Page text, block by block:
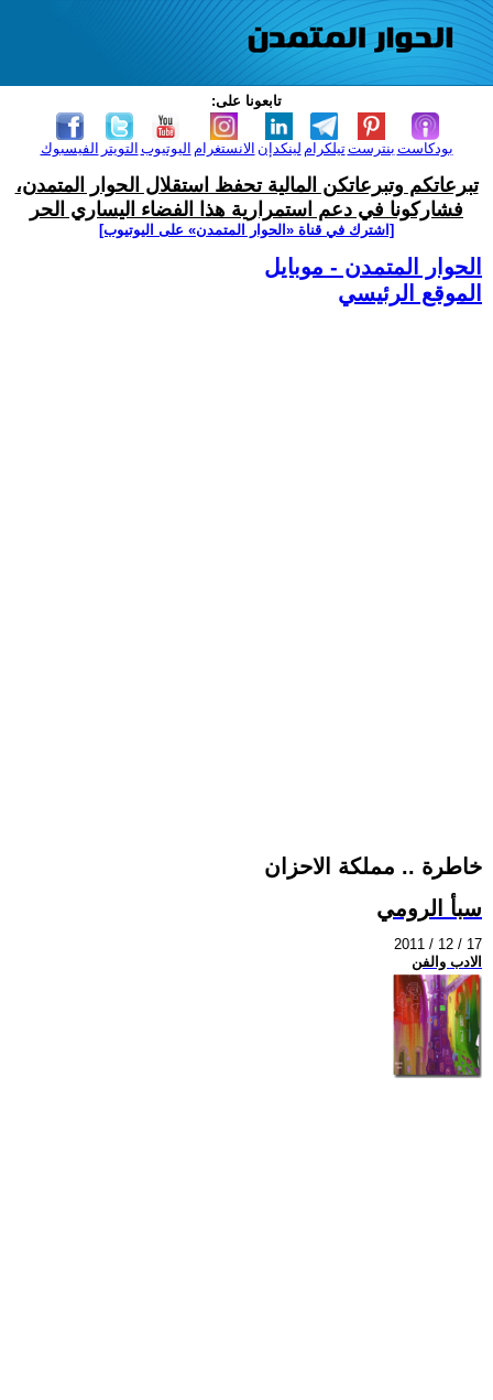
تابعونا على:
الفيسبوك التويتر اليوتيوب الانستغرام لينكدإن تيلكرامبنترست بودكاست
تبرعاتكم وتبرعاتكن المالية تحفظ استقلال الحوار المتمدن،
فشاركونا في دعم استمرارية هذا الفضاء اليساري الحر
[اشترك في قناة ‫«الحوار المتمدن» على اليوتيوب]
الحوار المتمدن - موبايل
الموقع الرئيسي
خاطرة .. مملكة الاحزان
سبأ الرومي
2011 / 12 / 17
الادب والفن